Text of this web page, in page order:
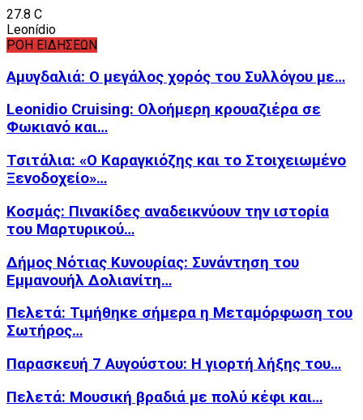
27.8 C
Leonídio
ΡΟΗ ΕΙΔΗΣΕΩΝ
Αμυγδαλιά: Ο μεγάλος χορός του Συλλόγου με…
Leonidio Cruising: Ολοήμερη κρουαζιέρα σε
Φωκιανό και…
Τσιτάλια: «Ο Καραγκιόζης και το Στοιχειωμένο
Ξενοδοχείο»…
Κοσμάς: Πινακίδες αναδεικνύουν την ιστορία
του Μαρτυρικού…
Δήμος Νότιας Κυνουρίας: Συνάντηση του
Εμμανουήλ Δολιανίτη…
Πελετά: Τιμήθηκε σήμερα η Μεταμόρφωση του
Σωτήρος…
Παρασκευή 7 Αυγούστου: Η γιορτή λήξης του…
Πελετά: Μουσική βραδιά με πολύ κέφι και…